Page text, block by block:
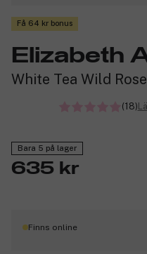
Få 64 kr bonus
Elizabeth
White Tea Wild
(18)
Bara 5 på lager
635 kr
Finns online